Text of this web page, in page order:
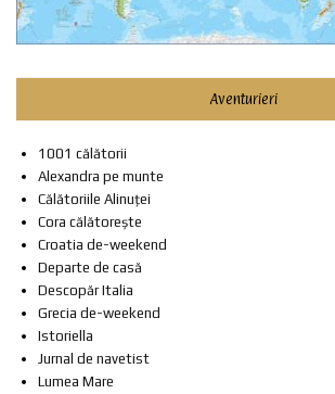
Aventurieri
1001 călătorii
Alexandra pe munte
Călătoriile Alinuței
Cora călătorește
Croatia de-weekend
Departe de casă
Descopăr Italia
Grecia de-weekend
Istoriella
Jurnal de navetist
Lumea Mare